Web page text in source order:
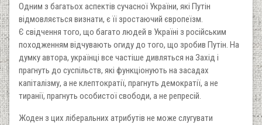
Одним з багатьох аспектів сучасної України, які Путін
відмовляється визнати, є її зростаючий європеїзм.
Є свідчення того, що багато людей в Україні з російським
походженням відчувають огиду до того, що зробив Путін. На
думку автора, українці все частіше дивляться на Захід і
прагнуть до суспільств, які функціонують на засадах
капіталізму, а не клептократії, прагнуть демократії, а не
тиранії, прагнуть особистої свободи, а не репресій.
Жоден з цих ліберальних атрибутів не може слугувати